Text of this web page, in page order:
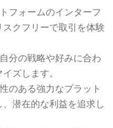
フォームのインターフ
クフリーで取引を体験
自分の戦略や好みに合わ
ズします。
のある強力なプラット
潜在的な利益を追求し